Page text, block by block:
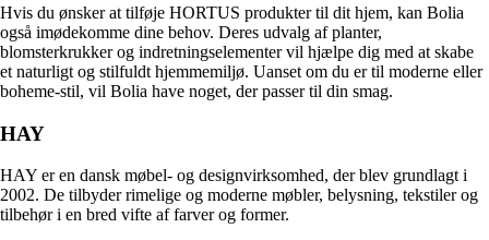
Hvis du ønsker at tilføje HORTUS produkter til dit hjem, kan Bolia
også imødekomme dine behov. Deres udvalg af planter,
blomsterkrukker og indretningselementer vil hjælpe dig med at skabe
et naturligt og stilfuldt hjemmemiljø. Uanset om du er til moderne eller
boheme-stil, vil Bolia have noget, der passer til din smag.
HAY
HAY er en dansk møbel- og designvirksomhed, der blev grundlagt i
2002. De tilbyder rimelige og moderne møbler, belysning, tekstiler og
tilbehør i en bred vifte af farver og former.